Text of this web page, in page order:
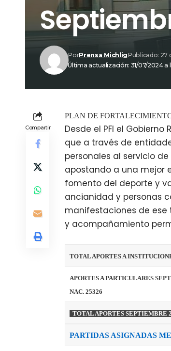
Última actualización: 31/07/2024 a
PorPrensa MichligPublicado: 27
Compartir
PLAN DE
Desde el PFI el
que a través de
personales al servicio
apostando a una mejor
fomento del deporte y
ancianidad y personas
manifestaciones de ese
y acompañamiento
TOTAL APORTES A
APORTES A PARTICULARES
NAC. 25326
TOTAL APORTES SEPTIEMBRE
PARTIDAS ASIGNADAS